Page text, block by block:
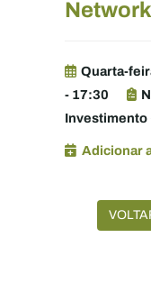
Quarta-
- 17:30
Investimento
Adicionar